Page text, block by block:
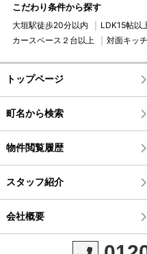
こだわり条件から探す
大垣駅徒歩20分以内 LDK15帖以
カースペース２台以上
対面キッ
トップページ
町名から検索
物件閲覧履歴
スタッフ紹介
会社概要